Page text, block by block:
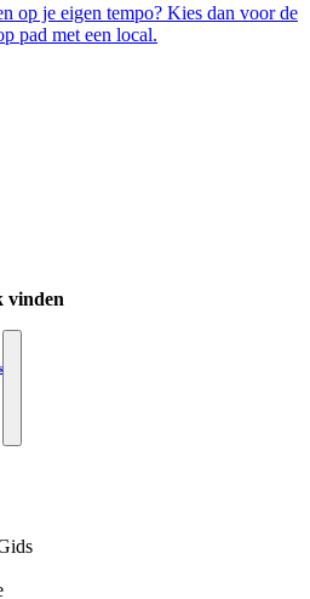
op je eigen tempo? Kies dan voor de
pad met een local.
vinden